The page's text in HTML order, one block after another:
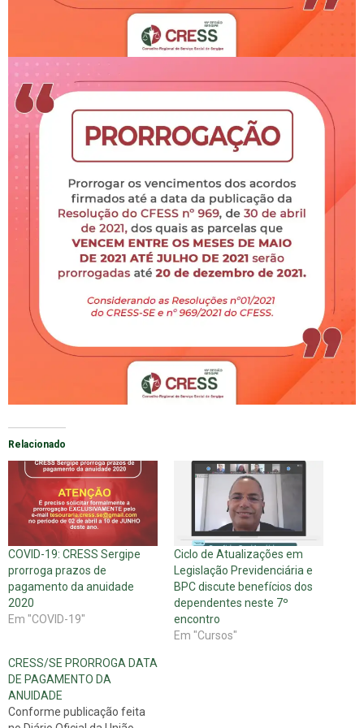
Relacionado
COVID-19: CRESS Sergipe
prorroga prazos de
pagamento da anuidade
2020
Em "COVID-19"
Ciclo de Atualizações em
Legislação Previdenciária e
BPC discute benefícios dos
dependentes neste 7º
encontro
Em "Cursos"
CRESS/SE PRORROGA DATA
DE PAGAMENTO DA
ANUIDADE
Conforme publicação feita